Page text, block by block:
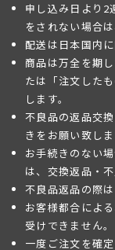
申し込み日より2
をされない場合
配送は日本国内に
商品は万全を期
たは「注文した
します。
不良品の返品交
きをお願い致しま
お手続きのない
は、交換返品・
不良品返品の際
お客様都合によ
受けできません。
一度ご注文を確